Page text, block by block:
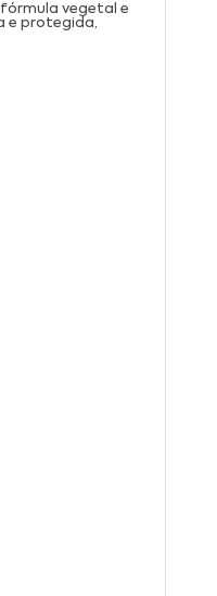
vegetal e
e protegida,